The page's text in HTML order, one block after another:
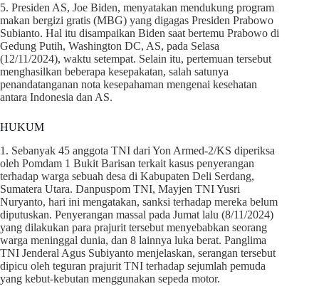
5. Presiden AS, Joe Biden, menyatakan mendukung program
makan bergizi gratis (MBG) yang digagas Presiden Prabowo
Subianto. Hal itu disampaikan Biden saat bertemu Prabowo di
Gedung Putih, Washington DC, AS, pada Selasa
(12/11/2024), waktu setempat. Selain itu, pertemuan tersebut
menghasilkan beberapa kesepakatan, salah satunya
penandatanganan nota kesepahaman mengenai kesehatan
antara Indonesia dan AS.
HUKUM
1. Sebanyak 45 anggota TNI dari Yon Armed-2/KS diperiksa
oleh Pomdam 1 Bukit Barisan terkait kasus penyerangan
terhadap warga sebuah desa di Kabupaten Deli Serdang,
Sumatera Utara. Danpuspom TNI, Mayjen TNI Yusri
Nuryanto, hari ini mengatakan, sanksi terhadap mereka belum
diputuskan. Penyerangan massal pada Jumat lalu (8/11/2024)
yang dilakukan para prajurit tersebut menyebabkan seorang
warga meninggal dunia, dan 8 lainnya luka berat. Panglima
TNI Jenderal Agus Subiyanto menjelaskan, serangan tersebut
dipicu oleh teguran prajurit TNI terhadap sejumlah pemuda
yang kebut-kebutan menggunakan sepeda motor.